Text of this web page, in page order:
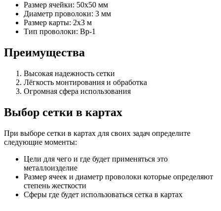
Размер ячейки: 50х50 мм
Диаметр проволоки: 3 мм
Размер карты: 2х3 м
Тип проволоки: Вр-1
Преимущества
Высокая надежность сетки
Лёгкость монтирования и обработка
Огромная сфера использования
Выбор сетки в картах
При выборе сетки в картах для своих задач определите
следующие моменты:
Цели для чего и где будет применяться это
металлоизделие
Размер ячеек и диаметр проволоки которые определяют
степень жесткости
Сферы где будет использоваться сетка в картах